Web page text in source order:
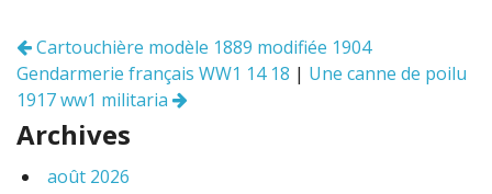
o
k
Navigation
des
articles
Cartouchière modèle 1889 modifiée 1904
Gendarmerie français WW1 14 18 | Une canne de poilu
1917 ww1 militaria
Archives
août 2026